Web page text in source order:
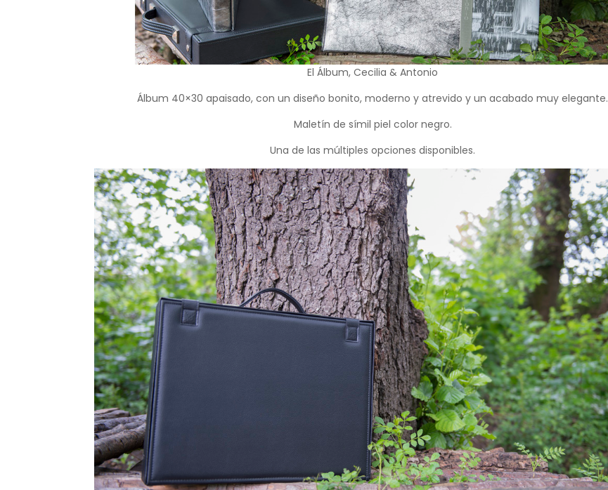
El Álbum, Cecilia & Antonio
Álbum 40×30 apaisado, con un diseño bonito, moderno y atrevido y un acabado muy elegante.
Maletín de símil piel color negro.
Una de las múltiples opciones disponibles.